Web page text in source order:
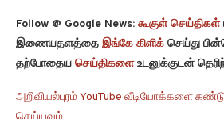
Follow @ Google News: கூகுள் செய்திகள்
இணையதளத்தை இங்கே கிளிக் செய்து
தற்போதைய செய்திகளைஉடனுக்குடன்
அறிவியல்புரம் YouTube வீடியோக்களை